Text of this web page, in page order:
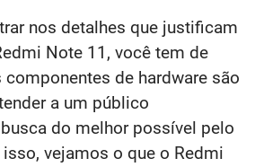
nos detalhes que justificam
Note 11, você tem de
componentes de hardware são
a um público
do melhor possível pelo
vejamos o que o Redmi